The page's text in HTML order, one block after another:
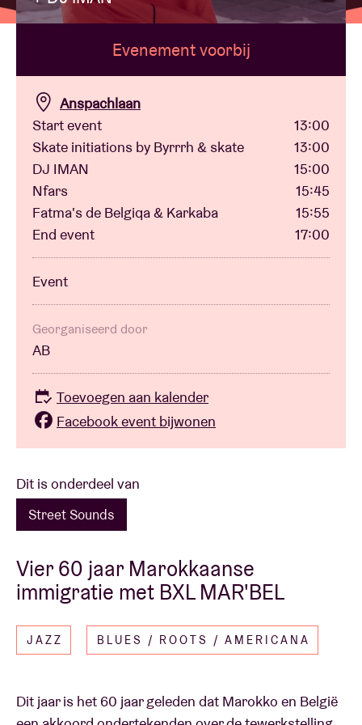
BRDCST
ABtv
Concertcheque
Over AB
Contact
Dit is onderdeel van
Street Sounds
Vier 60 jaar Marokkaanse
immigratie met BXL MAR'BEL
JAZZ BLUES / ROOTS / AMERICANA
Dit jaar is het 60 jaar geleden dat Marokko en België
Evenement voorbij
Anspachlaan
Start event
13:00
Skate initiations by Byrrrh & skate
13:00
DJ IMAN
15:00
Nfars
15:45
Fatma's de Belgiqa & Karkaba
15:55
End event
17:00
Event
Georganiseerd door
AB
Toevoegen aan kalender
Facebook event bijwonen